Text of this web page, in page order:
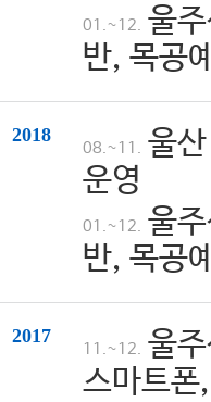
01.~12. 울
반, 목공
2018
08.~11. 울
운영
01.~12. 울
반, 목공
2017
11.~12. 울
스마트